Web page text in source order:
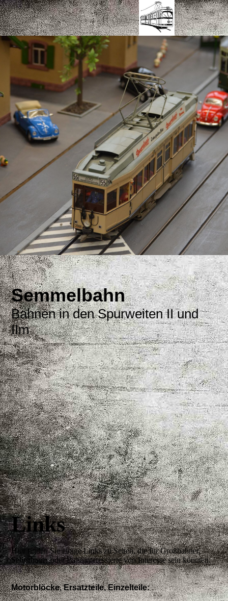
Semmelbahn
Bahnen in den Spurweiten II und
IIm
Links
Hier finden Sie einige Links zu Seiten, die für Großbahner,
Selbstbauer oder Bahninteressierte von Interesse sein könnten.
Motorblöcke, Ersatzteile, Einzelteile: